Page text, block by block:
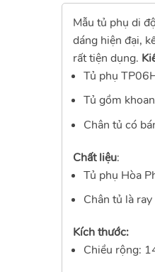
Mẫu tủ phụ di
dáng hiện đại,
rất tiện dụng.
Tủ phụ
Tủ gồm
Chân tủ có
Chất liệu:
Tủ phụ Hòa
Chân tủ là
Kích thước:
Chiều rộng: